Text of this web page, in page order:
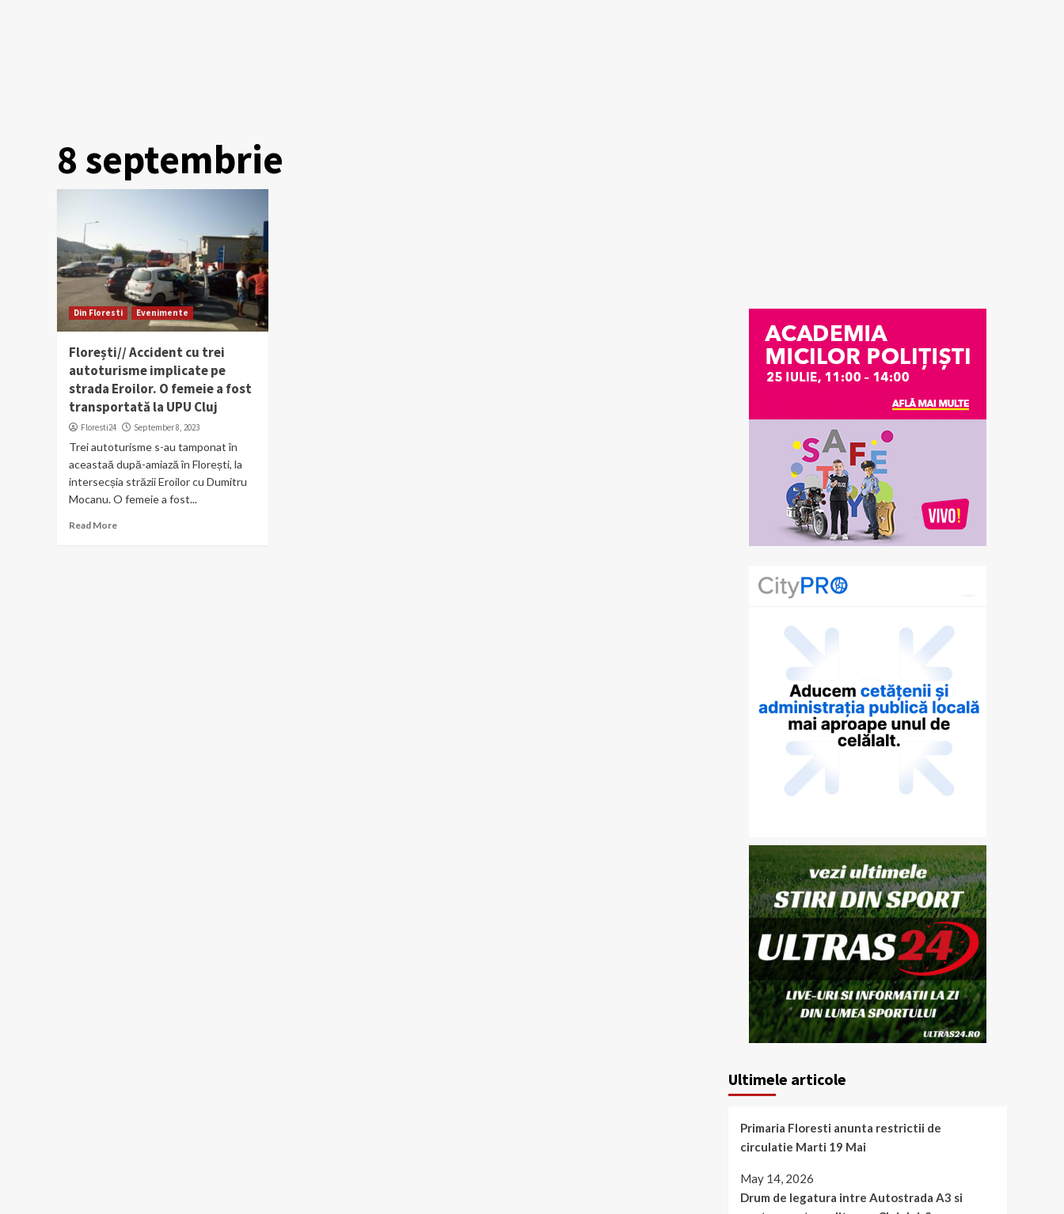
8 septembrie
Din Floresti Evenimente
Florești// Accident cu trei
autoturisme implicate pe
strada Eroilor. O femeie a fost
transportată la UPU Cluj
Floresti24 September 8, 2023
Trei autoturisme s-au tamponat în
aceastaă după-amiază în Florești, la
intersecșia străzii Eroilor cu Dumitru
Mocanu. O femeie a fost...
Read More
Ultimele articole
Primaria Floresti anunta restrictii de
circulatie Marti 19 Mai
May 14, 2026
Drum de legatura intre Autostrada A3 si